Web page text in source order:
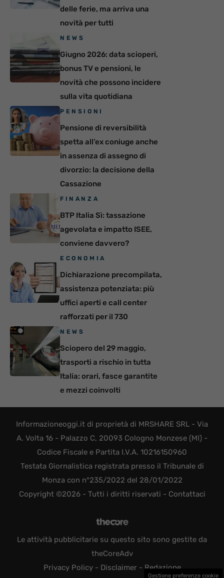
delle ferie, ma arriva una
novità per tutti
NEWS
Giugno 2026: data scioperi,
bonus TV e pensioni, le
novità che possono incidere
sulla vita quotidiana
PENSIONI
Pensione di reversibilità
spetta all’ex coniuge anche
in assenza di assegno di
divorzio: la decisione della
Cassazione
FINANZA
BTP Italia Sì: tassazione
agevolata e impatto ISEE,
conviene davvero?
ECONOMIA
Dichiarazione precompilata,
assistenza potenziata: più
uffici aperti e call center
rafforzati per il 730
NEWS
Sciopero del 29 maggio,
trasporti a rischio in tutta
Italia: orari, fasce garantite
e mezzi coinvolti
Informazioneoggi.it di proprietà di MRSHARE SRL - Via
A. Volta 16 - Palazzo C, 20093 Cologno Monzese (MI) -
Codice Fiscale e Partita I.V.A. 10216150960
Testata Giornalistica registrata presso il Tribunale di
Monza con n°235/2022 del 28/01/2022
Copyright ©2026 - Tutti i diritti riservati - Contattaci
Le attività pubblicitarie su questo sito sono gestite da
theCoreAdv
Privacy Policy- Disclaimer- Redazione
Gestione preferenze cookie